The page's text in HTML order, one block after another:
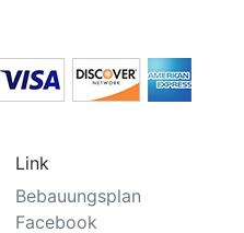
Link
Bebauungsplan
Facebook